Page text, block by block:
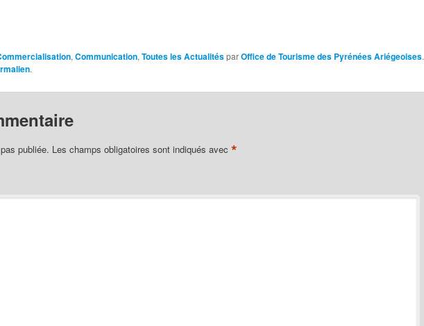
,Communication,Toutes les ActualitésparOffice de Tourisme des Pyrénées Ariégeoises.
.
publiée. Les champs obligatoires sont indiqués avec*